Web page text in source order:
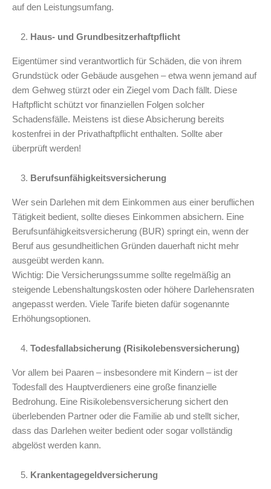
auf den Leistungsumfang.
Haus- und Grundbesitzerhaftpflicht
Eigentümer sind verantwortlich für Schäden, die von ihrem
Grundstück oder Gebäude ausgehen – etwa wenn jemand auf
dem Gehweg stürzt oder ein Ziegel vom Dach fällt. Diese
Haftpflicht schützt vor finanziellen Folgen solcher
Schadensfälle. Meistens ist diese Absicherung bereits
kostenfrei in der Privathaftpflicht enthalten. Sollte aber
überprüft werden!
Berufsunfähigkeitsversicherung
Wer sein Darlehen mit dem Einkommen aus einer beruflichen
Tätigkeit bedient, sollte dieses Einkommen absichern. Eine
Berufsunfähigkeitsversicherung (BUR) springt ein, wenn der
Beruf aus gesundheitlichen Gründen dauerhaft nicht mehr
ausgeübt werden kann.
Wichtig: Die Versicherungssumme sollte regelmäßig an
steigende Lebenshaltungskosten oder höhere Darlehensraten
angepasst werden. Viele Tarife bieten dafür sogenannte
Erhöhungsoptionen.
Todesfallabsicherung (Risikolebensversicherung)
Vor allem bei Paaren – insbesondere mit Kindern – ist der
Todesfall des Hauptverdieners eine große finanzielle
Bedrohung. Eine Risikolebensversicherung sichert den
überlebenden Partner oder die Familie ab und stellt sicher,
dass das Darlehen weiter bedient oder sogar vollständig
abgelöst werden kann.
Krankentagegeldversicherung